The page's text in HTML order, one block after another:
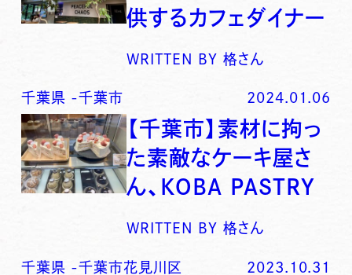
供するカフェダイナー
WRITTEN BY 格さん
千葉県 -千葉市 2024.01.06
【千葉市】素材に拘っ
た素敵なケーキ屋さ
ん、KOBA PASTRY
WRITTEN BY 格さん
千葉県 -千葉市花見川区 2023.10.31